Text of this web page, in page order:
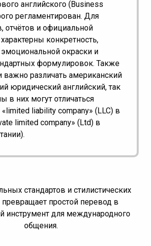
английского (Business
регламентирован. Для
отчётов и официальной
конкретность,
эмоциональной окраски и
формулировок. Также
важно различать американский
юридический английский, так
в них могут отличаться
liability company» (LLC) в
limited company» (Ltd) в
стандартов и стилистических
превращает простой перевод в
инструмент для международного
общения.